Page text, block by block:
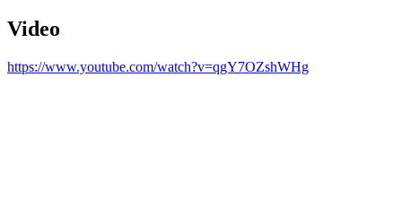
Video
https://www.youtube.com/watch?v=qgY7OZshWHg